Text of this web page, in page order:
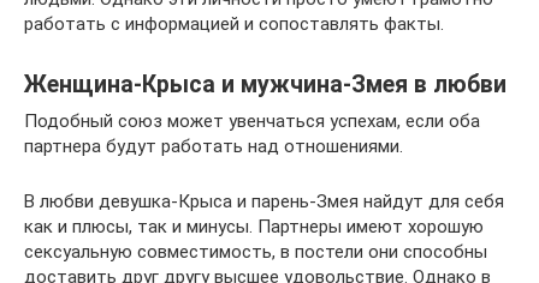
работать с информацией и сопоставлять факты.
Женщина-Крыса и мужчина-Змея в любви
Подобный союз может увенчаться успехам, если оба
партнера будут работать над отношениями.
В любви девушка-Крыса и парень-Змея найдут для себя
как и плюсы, так и минусы. Партнеры имеют хорошую
сексуальную совместимость, в постели они способны
доставить друг другу высшее удовольствие. Однако в